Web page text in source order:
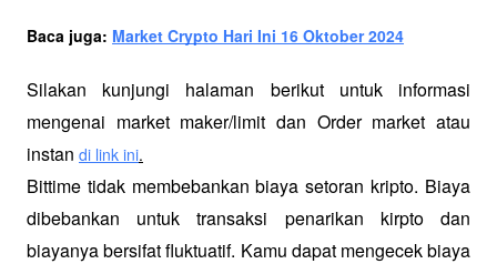
Baca juga: Market Crypto Hari Ini 16 Oktober 2024
Silakan kunjungi halaman berikut untuk informasi
mengenai market maker/limit dan Order market atau
instan di link ini.
Bittime tidak membebankan biaya setoran kripto. Biaya
dibebankan untuk transaksi penarikan kirpto dan
biayanya bersifat fluktuatif. Kamu dapat mengecek biaya